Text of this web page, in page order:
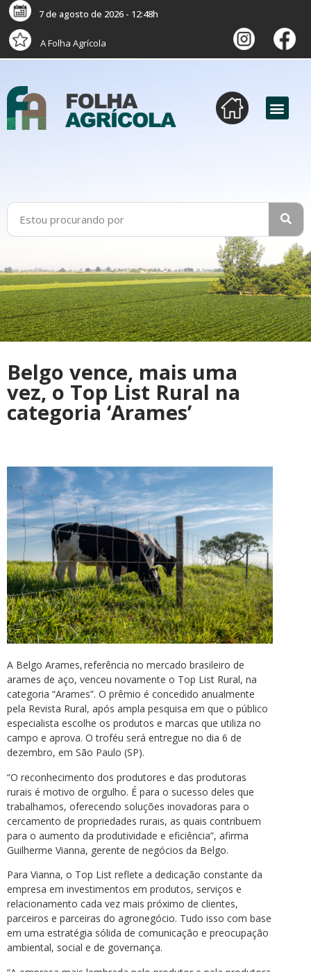
7 de agosto de 2026 - 12:48h
A Folha Agrícola
Belgo vence, mais uma
vez, o Top List Rural na
categoria ‘Arames’
A Belgo Arames, referência no mercado brasileiro de
arames de aço, venceu novamente o Top List Rural, na
categoria “Arames”. O prêmio é concedido anualmente
pela Revista Rural, após ampla pesquisa em que o público
especialista escolhe os produtos e marcas que utiliza no
campo e aprova. O troféu será entregue no dia 6 de
dezembro, em São Paulo (SP).
“O reconhecimento dos produtores e das produtoras
rurais é motivo de orgulho. É para o sucesso deles que
trabalhamos, oferecendo soluções inovadoras para o
cercamento de propriedades rurais, as quais contribuem
para o aumento da produtividade e eficiência”, afirma
Guilherme Vianna, gerente de negócios da Belgo.
Para Vianna, o Top List reflete a dedicação constante da
empresa em investimentos em produtos, serviços e
relacionamento cada vez mais próximo de clientes,
parceiros e parceiras do agronegócio. Tudo isso com base
em uma estratégia sólida de comunicação e preocupação
ambiental, social e de governança.